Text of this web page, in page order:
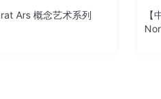
Ars 概念艺术系列